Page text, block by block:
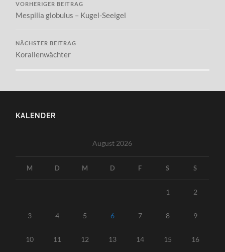
VORHERIGER BEITRAG
Mespilia globulus – Kugel-Seeigel
NÄCHSTER BEITRAG
Korallenwächter
KALENDER
August 2026
M D M D F S S
1 2
3 4 5 6 7 8 9
10 11 12 13 14 15 16